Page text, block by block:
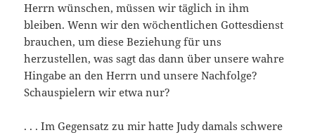
Herrn wünschen, müssen wir täglich in ihm
bleiben. Wenn wir den wöchentlichen Gottesdienst
brauchen, um diese Beziehung für uns
herzustellen, was sagt das dann über unsere wahre
Hingabe an den Herrn und unsere Nachfolge?
Schauspielern wir etwa nur?
. . . Im Gegensatz zu mir hatte Judy damals schwere